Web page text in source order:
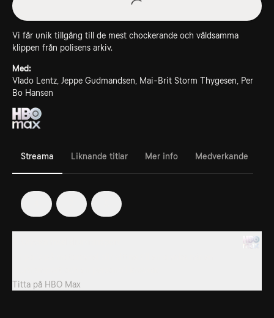
Vi får unik tillgång till de mest chockerande och våldsamma
klippen från polisens arkiv.
Med:
Vlado Lentz, Jeppe Gudmandsen, Mai-Brit Storm Thygesen, Per
Bo Hansen
Streama Liknande titlar Mer info Medverkande
Titta på HBO Max